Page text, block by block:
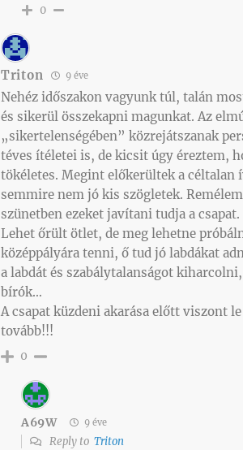
0
Triton 9 éve
Nehéz időszakon vagyunk túl, talán
és sikerül összekapni magunkat. Az
„sikertelenségében” közrejátszanak
téves ítéletei is, de kicsit úgy éreztem,
tökéletes. Megint előkerültek a céltalan
semmire nem jó kis szögletek.
szünetben ezeket javítani tudja a csapat.
Lehet őrült ötlet, de meg lehetne
középpályára tenni, ő tud jó labdákat
a labdát és szabálytalanságot
bírók…
A csapat küzdeni akarása előtt viszont
tovább!!!
0
A69W 9 éve
Reply to Triton